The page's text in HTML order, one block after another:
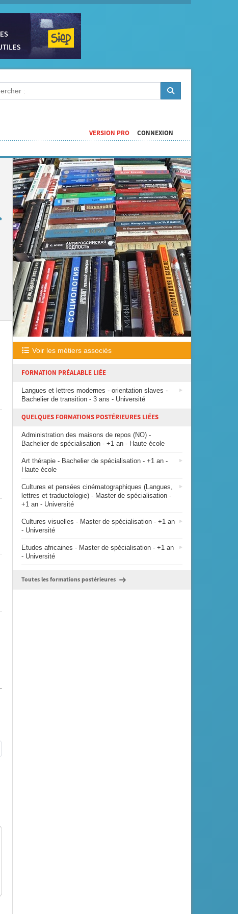
CONNEXION
VERSION PRO
Voir les métiers associés
FORMATION PRÉALABLE LIÉE
Langues et lettres modernes - orientation slaves -
Bachelier de transition - 3 ans - Université
QUELQUES FORMATIONS POSTÉRIEURES LIÉES
Administration des maisons de repos (NO) -
Bachelier de spécialisation - +1 an - Haute école
Art thérapie - Bachelier de spécialisation - +1 an -
Haute école
Cultures et pensées cinématographiques (Langues,
lettres et traductologie) - Master de spécialisation -
+1 an - Université
Cultures visuelles - Master de spécialisation - +1 an
- Université
Etudes africaines - Master de spécialisation - +1 an
- Université
Toutes les formations postérieures